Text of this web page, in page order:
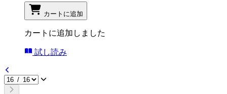
カートに追加
カートに追加しました
試し読み